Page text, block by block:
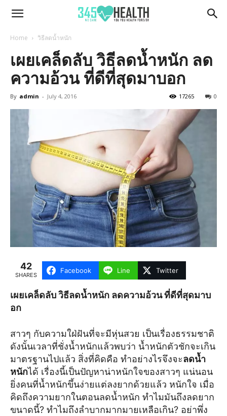
345Health
Home วิธีลดน้ำหนัก
เผยเคล็ดลับ วิธีลดน้ำหนัก ลด
ความอ้วน ที่ดีที่สุดมาบอก
By admin - July 4, 2016 0
17265
42
SHARES
Facebook Line Twitter
เผยเคล็ดลับ วิธีลดน้ำหนัก ลดความอ้วน ที่ดีที่สุดมาบ
อก
สาวๆ กับความใฝ่ฝันที่จะมีหุ่นสวย เป็นเรื่องธรรมชาติ
ดังนั้นเวลาที่ชั่งน้ำหนักแล้วพบว่า น้ำหนักตัวชักจะเกิน
มาตรฐานไปแล้ว สิ่งที่คิดคือ ทำอย่างไรจึงจะลดน้ำ
หนักได้ เรื่องนี้เป็นปัญหาน่าหนักใจของสาวๆ แน่นอน
ยิ่งคนที่น้ำหนักขึ้นง่ายแต่ลงยากด้วยแล้ว หนักใจ เมื่อ
คิดถึงความยากในตอนลดน้ำหนัก ทำไมมันถึงลดยาก
ขนาดนี้? ทำไมถึงลำบากมากมายเหลือเกิน? อย่าพึ่ง